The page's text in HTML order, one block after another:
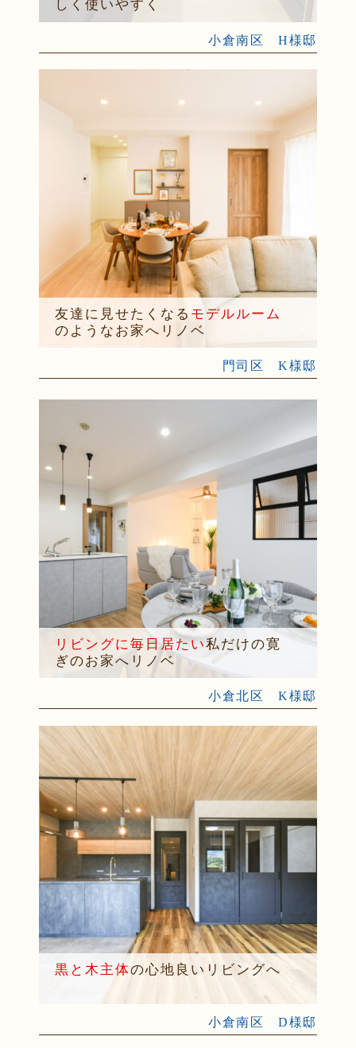
しく使いやすく
小倉南区 H様邸
友達に見せたくなる モデルルーム
のようなお家へリノベ
門司区 K様邸
リビングに毎日居たい私だけの寛
ぎのお家へリノベ
小倉北区 K様邸
黒と木主体の心地良いリビングへ
小倉南区 D様邸